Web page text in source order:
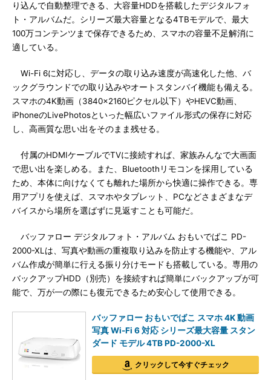
り込んで自動整理できる、大容量HDDを搭載したデジタルフォ
ト・アルバムだ。シリーズ最大容量となる4TBモデルで、最大
100万コンテンツまで保存できるため、スマホの容量不足解消に
適している。
Wi-Fi 6に対応し、データの取り込み速度が高速化した他、バ
ックグラウンドでの取り込みやオートスタンバイ機能も備える。
スマホの4K動画（3840×2160ピクセル以下）やHEVC動画、
iPhoneのLivePhotosといった幅広いファイル形式の保存に対応
し、高画質な思い出をそのまま残せる。
付属のHDMIケーブルでTVに接続すれば、家族みんなで大画面
で思い出を楽しめる。また、Bluetoothリモコンを採用している
ため、本体に向けなくても離れた場所から快適に操作できる。専
用アプリを使えば、スマホやタブレット、PCなどさまざまなデ
バイスから場所を選ばずに見返すことも可能だ。
バッファロー デジタルフォト・アルバム おもいでばこ PD-
2000-XLは、写真や動画の重複取り込みを防止する機能や、アル
バム作成が簡単に行える振り分けモードも搭載している。専用の
バックアップHDD（別売）を接続すれば簡単にバックアップが可
能で、万が一の際にも復元できるため安心して使用できる。
バッファロー おもいでばこ スマホ 4K 動画
写真 Wi-Fi 6 対応 シリーズ最大容量 スタン
ダード モデル 4TB PD-2000-XL
クリックして今すぐチェック